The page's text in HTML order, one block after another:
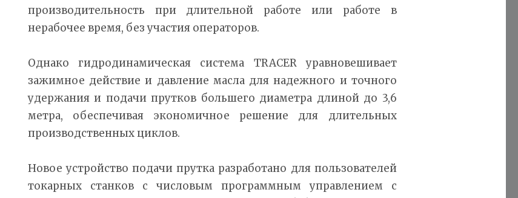
производительность при длительной работе или работе в
нерабочее время, без участия операторов.
Однако гидродинамическая система TRACER уравновешивает
зажимное действие и давление масла для надежного и точного
удержания и подачи прутков большего диаметра длиной до 3,6
метра, обеспечивая экономичное решение для длительных
производственных циклов.
Новое устройство подачи прутка разработано для пользователей
токарных станков с числовым программным управлением с